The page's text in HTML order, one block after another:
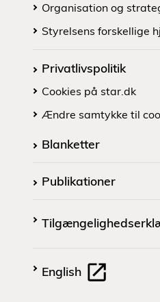
Organisation og
Styrelsens forskellige
Privatlivspolitik
Cookies på star.dk
Ændre samtykke til
Blanketter
Publikationer
English